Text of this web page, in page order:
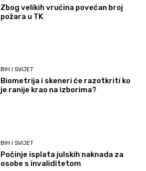
Zbog velikih vrućina povećan broj
požara u TK
BIH I SVIJET
Biometrija i skeneri će razotkriti ko
je ranije krao na izborima?
BIH I SVIJET
Počinje isplata julskih naknada za
osobe s invaliditetom